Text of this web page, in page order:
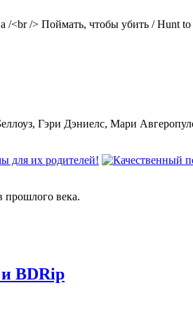
Гэри Дэниелс, Мари
прошлого века.
BDRip